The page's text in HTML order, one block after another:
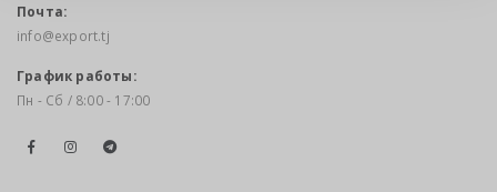
Почта:
info@export.tj
График работы:
Пн - Сб / 8:00 - 17:00